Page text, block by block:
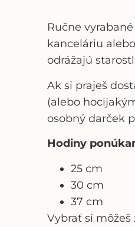
Ručne
kanceláriu
odrážajú
Ak si praješ
(alebo
osobný darček
Hodiny
25 cm
30 cm
37 cm
Vybrať si môžeš